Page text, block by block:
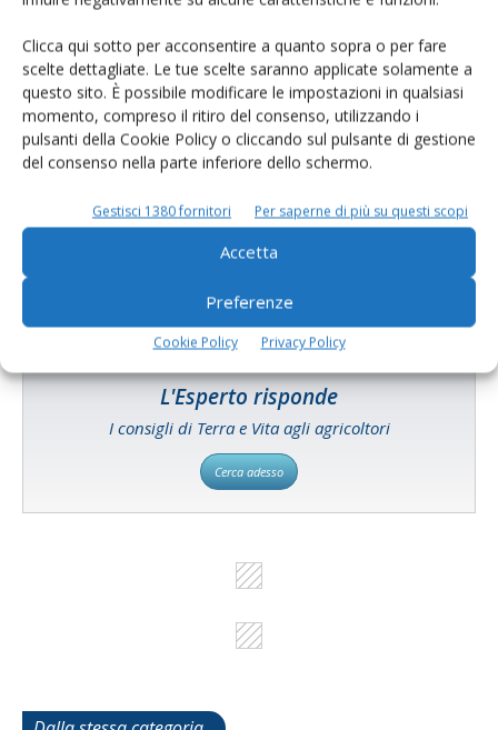
Clicca qui sotto per acconsentire a quanto sopra o per fare
scelte dettagliate. Le tue scelte saranno applicate solamente a
questo sito. È possibile modificare le impostazioni in qualsiasi
momento, compreso il ritiro del consenso, utilizzando i
pulsanti della Cookie Policy o cliccando sul pulsante di gestione
del consenso nella parte inferiore dello schermo.
Gestisci 1380 fornitori Per saperne di più su questi scopi
Accetta
Preferenze
Cookie Policy Privacy Policy
Catalogo Aziende e Prodotti
prodotto!
L'Esperto risponde
I consigli di Terra e Vita agli agricoltori
Cerca adesso